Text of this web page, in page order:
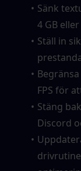
Sänk
4 GB
Ställ in
FPS för
Stäng
Discord